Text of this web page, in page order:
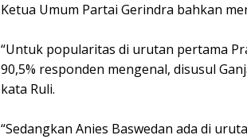
Ketua Umum Partai Gerindra bahkan
“Untuk popularitas di urutan pertama
90,5% responden mengenal, disusul
kata Ruli.
“Sedangkan Anies Baswedan ada di